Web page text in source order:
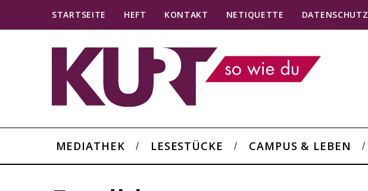
STARTSEITE HEFT KONTAKT NETIQUETTE DATENSCHUTZ
MEDIATHEK LESESTÜCKE CAMPUS & LEBEN